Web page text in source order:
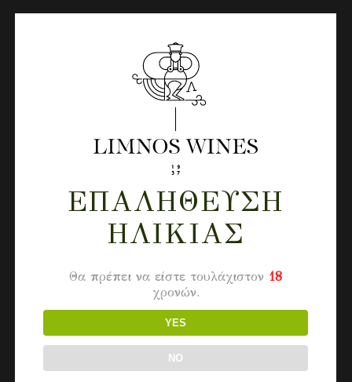
ΕΠΑΛΉΘΕΥΣΗ
ΗΛΙΚΊΑΣ
Θα πρέπει να είστε τουλάχιστον 18
χρονών.
YES
NO